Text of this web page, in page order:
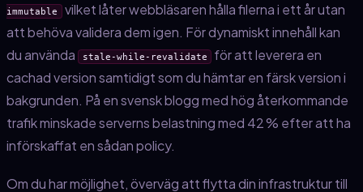
immutable vilket låter webbläsaren hålla filerna i ett år utan
att behöva validera dem igen. För dynamiskt innehåll kan
du använda
stale‑while‑revalidate
för att leverera en
cachad version samtidigt som du hämtar en färsk version i
bakgrunden. På en svensk blogg med hög återkommande
trafik minskade serverns belastning med 42 % efter att ha
införskaffat en sådan policy.
Om du har möjlighet, överväg att flytta din infrastruktur till